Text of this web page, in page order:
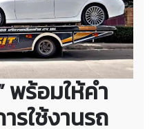
พร้อมให้คำ
รใช้งานรถ